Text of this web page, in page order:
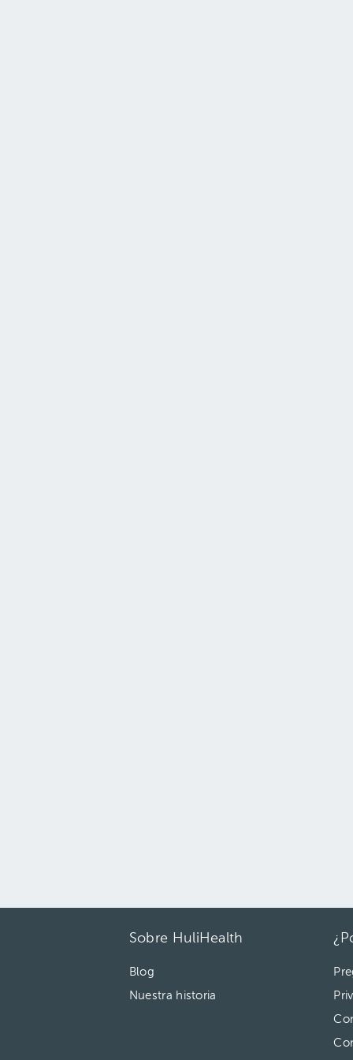
Sobre HuliHealth
Blog
Nuestra historia